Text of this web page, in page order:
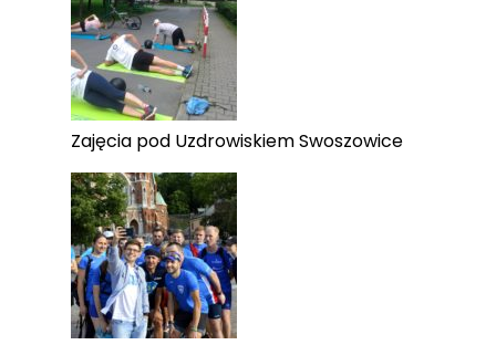
Zajęcia pod Uzdrowiskiem Swoszowice